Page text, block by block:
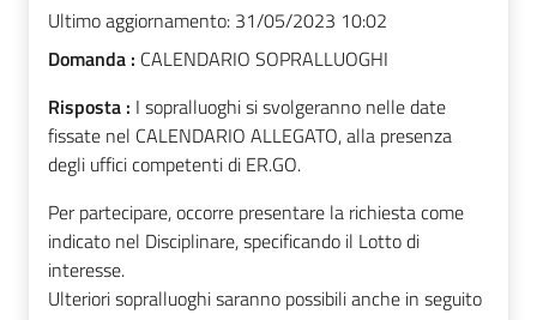
Ultimo aggiornamento: 31/05/2023 10:02
Domanda : CALENDARIO SOPRALLUOGHI
Risposta : I sopralluoghi si svolgeranno nelle date
fissate nel CALENDARIO ALLEGATO, alla presenza
degli uffici competenti di ER.GO.
Per partecipare, occorre presentare la richiesta come
indicato nel Disciplinare, specificando il Lotto di
interesse.
Ulteriori sopralluoghi saranno possibili anche in seguito